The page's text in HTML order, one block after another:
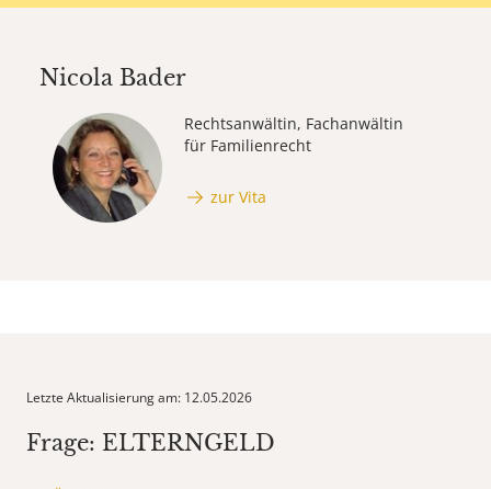
Nicola Bader
Rechtsanwältin, Fachanwältin
für Familienrecht
zur Vita
Letzte Aktualisierung am: 12.05.2026
Frage: ELTERNGELD